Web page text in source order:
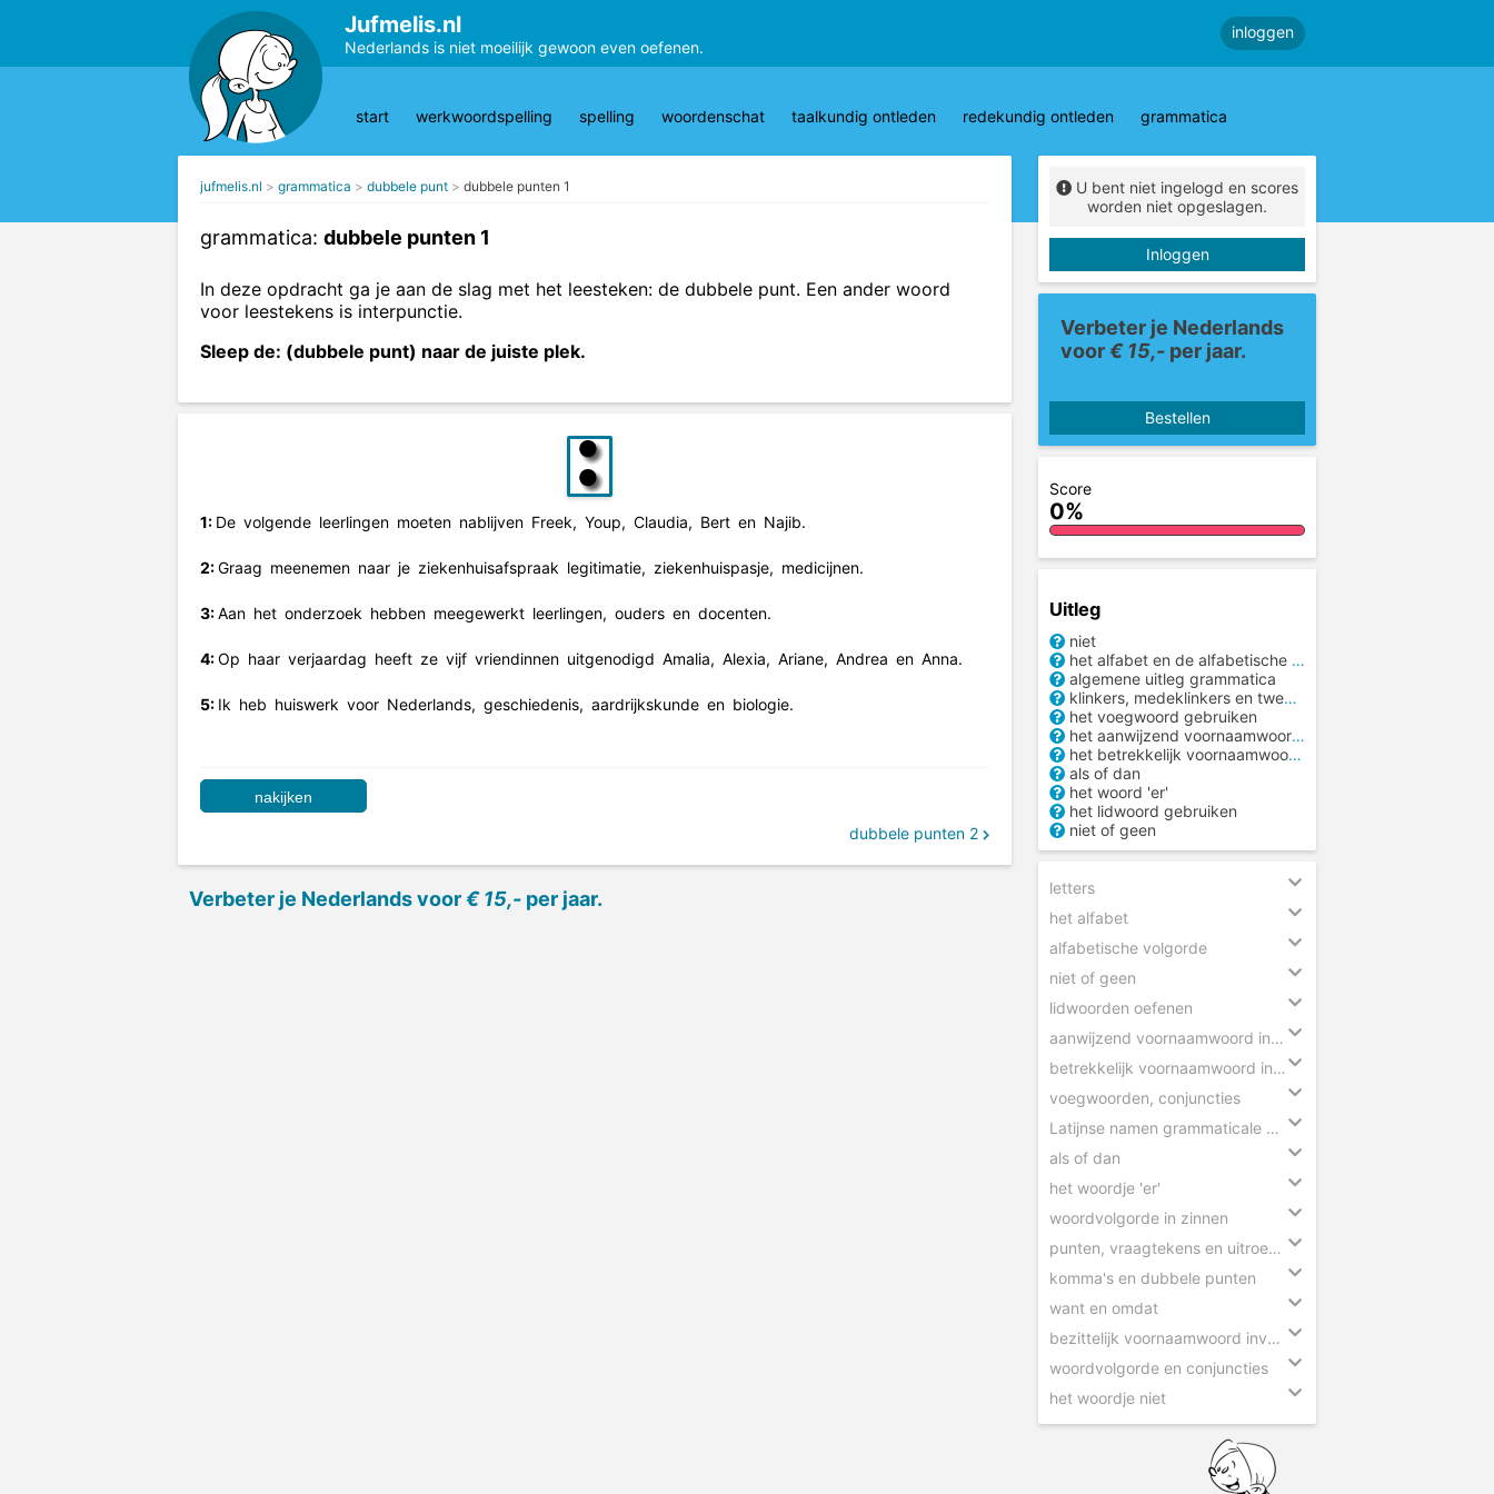
Jufmelis.nl
Nederlands is niet moeilijk gewoon even oefenen.
inloggen
start werkwoordspelling spelling woordenschat taalkundig ontleden redekundig ontleden grammatica
jufmelis.nl grammatica dubbele punt dubbele punten 1
grammatica: dubbele punten 1
In deze opdracht ga je aan de slag met het leesteken: de dubbele punt. Een ander woord
voor leestekens is interpunctie.
Sleep de: (dubbele punt) naar de juiste plek.
1: De volgende leerlingen moeten nablijven Freek, Youp, Claudia, Bert en Najib.
2:Graag meenemen naar je ziekenhuisafspraak legitimatie, ziekenhuispasje, medicijnen.
3:Aan het onderzoek hebben meegewerkt leerlingen, ouders en docenten.
4:Op haar verjaardag heeft ze vijf vriendinnen uitgenodigd Amalia, Alexia, Ariane, Andrea en Anna.
5: Ik heb huiswerk voor Nederlands, geschiedenis, aardrijkskunde en biologie.
dubbele punten 2
Verbeter je Nederlands voor€ 15,- per jaar.
U bent niet ingelogd en scores
worden niet opgeslagen.
Inloggen
Verbeter je Nederlands
voor€ 15,- per jaar.
Bestellen
Score
0%
Uitleg
niet
het alfabet en de alfabetische volgorde
algemene uitleg grammatica
klinkers, medeklinkers en tweeklanken
het voegwoord gebruiken
het aanwijzend voornaamwoord gebruiken
het betrekkelijk voornaamwoord gebruiken
als of dan
het woord 'er'
het lidwoord gebruiken
niet of geen
letters
het alfabet
alfabetische volgorde
niet of geen
lidwoorden oefenen
aanwijzend voornaamwoord invullen
betrekkelijk voornaamwoord invullen
voegwoorden, conjuncties
Latijnse namen grammaticale begrippen
als of dan
het woordje 'er'
woordvolgorde in zinnen
punten, vraagtekens en uitroeptekens
komma's en dubbele punten
want en omdat
bezittelijk voornaamwoord invullen
woordvolgorde en conjuncties
het woordje niet